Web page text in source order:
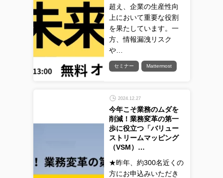
超え、企業の生産性向
上において重要な役割
を果たしています。一
方、情報漏洩リスク
や…
セミナー Mattermost
2024.12.27
今年こそ業務のムダを
削減！業務変革の第一
歩に役立つ「バリュー
ストリームマッピング
（VSM）…
★昨年、約300名近くの
方にお申込みいただき